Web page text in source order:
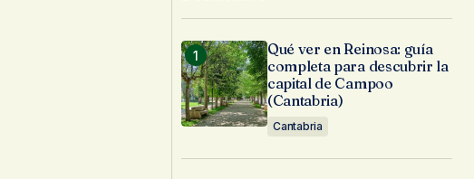
Qué ver en Reinosa: guía
completa para descubrir la
capital de Campoo
(Cantabria)
Cantabria